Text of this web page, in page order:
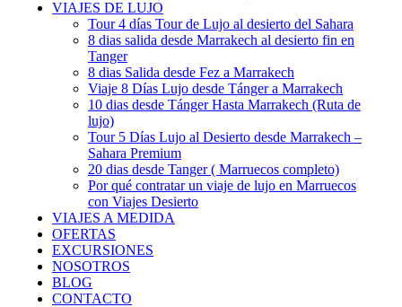
VIAJES DE LUJO
Tour 4 días Tour de Lujo al desierto del Sahara
8 dias salida desde Marrakech al desierto fin en
Tanger
8 dias Salida desde Fez a Marrakech
Viaje 8 Días Lujo desde Tánger a Marrakech
10 dias desde Tánger Hasta Marrakech (Ruta de
lujo)
Tour 5 Días Lujo al Desierto desde Marrakech –
Sahara Premium
20 dias desde Tanger ( Marruecos completo)
Por qué contratar un viaje de lujo en Marruecos
con Viajes Desierto
VIAJES A MEDIDA
OFERTAS
EXCURSIONES
NOSOTROS
BLOG
CONTACTO